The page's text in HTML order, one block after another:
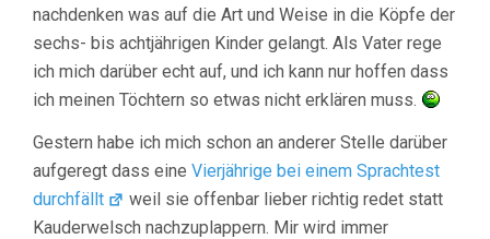
nachdenken was auf die Art und Weise in die Köpfe der
sechs- bis achtjährigen Kinder gelangt. Als Vater rege
ich mich darüber echt auf, und ich kann nur hoffen dass
ich meinen Töchtern so etwas nicht erklären muss.
Gestern habe ich mich schon an anderer Stelle darüber
aufgeregt dass eine Vierjährige bei einem Sprachtest
durchfällt
weil sie offenbar lieber richtig redet statt
Kauderwelsch nachzuplappern. Mir wird immer